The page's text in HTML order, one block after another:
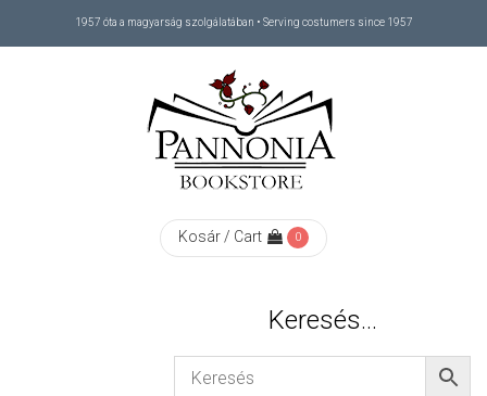
1957 óta a magyarság szolgálatában • Serving costumers since 1957
Kosár / Cart 0
Keresés…